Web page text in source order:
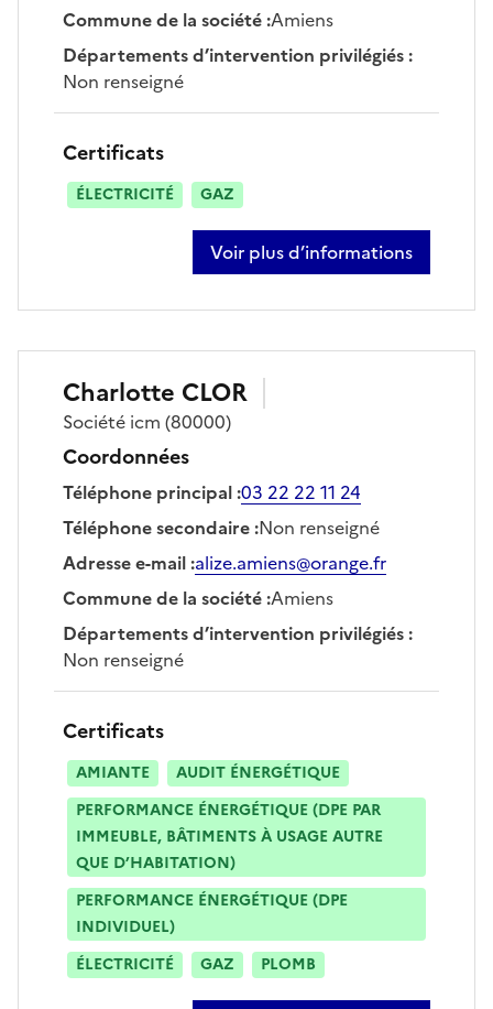
Commune de la société:Amiens
Départements d’intervention privilégiés:
Non renseigné
Certificats
ÉLECTRICITÉ GAZ
Voir plus d’informations
sur mohamed chahouri
Charlotte CLOR
Société icm (80000)
Coordonnées
Téléphone principal:03 22 22 11 24
Téléphone secondaire:Non renseigné
Adresse e-mail:alize.amiens@orange.fr
Commune de la société:Amiens
Départements d’intervention privilégiés:
Non renseigné
Certificats
AMIANTE
AUDIT ÉNERGÉTIQUE
PERFORMANCE ÉNERGÉTIQUE (DPE PAR
IMMEUBLE, BÂTIMENTS À USAGE AUTRE
QUE D’HABITATION)
PERFORMANCE ÉNERGÉTIQUE (DPE
INDIVIDUEL)
ÉLECTRICITÉ
GAZ PLOMB